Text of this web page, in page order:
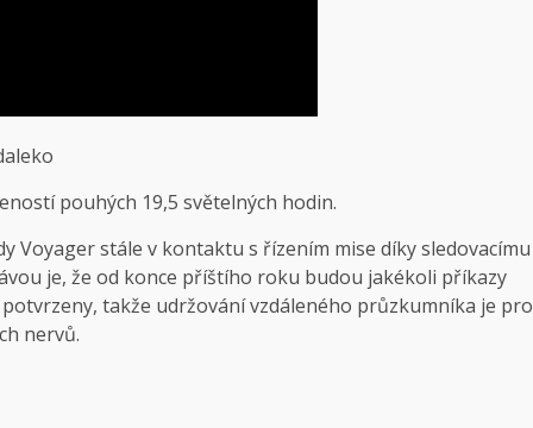
pouhých 19,5 světelných hodin.
Voyager stále v kontaktu s řízením mise díky sledovacímu
je, že od konce příštího roku budou jakékoli příkazy
takže udržování vzdáleného průzkumníka je pro
nervů.